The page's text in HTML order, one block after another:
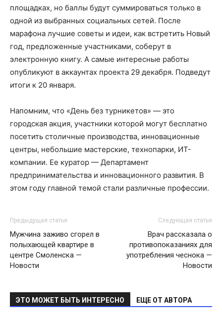
площадках, но баллы будут суммироваться только в
одной из выбранных социальных сетей. После
марафона лучшие советы и идеи, как встретить Новый
год, предложенные участниками, соберут в
электронную книгу. А самые интересные работы
опубликуют в аккаунтах проекта 29 декабря. Подведут
итоги к 20 января.
Напомним, что «День без турникетов» — это
городская акция, участники которой могут бесплатно
посетить столичные производства, инновационные
центры, небольшие мастерские, технопарки, ИТ-
компании. Ее куратор — Департамент
предпринимательства и инновационного развития. В
этом году главной темой стали различные профессии.
Предыдущая статья
Мужчина заживо сгорел в
полыхающей квартире в
центре Смоленска —
Новости
Следующая статья
Врач рассказала о
противопоказаниях для
употребления чеснока —
Новости
ЭТО МОЖЕТ БЫТЬ ИНТЕРЕСНО ЕЩЕ ОТ АВТОРА